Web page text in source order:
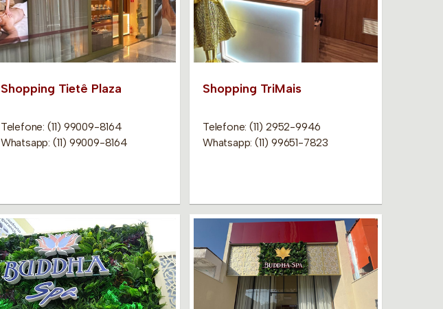
Shopping Tietê Plaza
Telefone: (11) 99009-8164
Whatsapp: (11) 99009-8164
Shopping TriMais
Telefone: (11) 2952-9946
Whatsapp: (11) 99651-7823